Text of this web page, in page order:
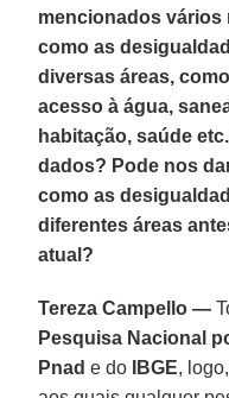
mencionados
como as
diversas áreas,
acesso à água,
habitação, saúde
dados? Pode nos
como as
diferentes áreas
atual?
Tereza Campello —
Pesquisa Nacional
Pnad e do IBGE,